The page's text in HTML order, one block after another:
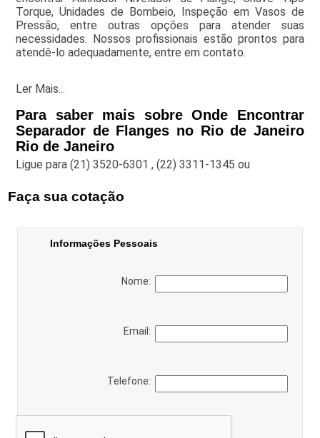
Torque, Unidades de Bombeio, Inspeção em Vasos de
Pressão, entre outras opções para atender suas
necessidades. Nossos profissionais estão prontos para
atendê-lo adequadamente, entre em contato.
Ler Mais...
Para saber mais sobre Onde Encontrar
Separador de Flanges no Rio de Janeiro
Rio de Janeiro
Ligue para(21) 3520-6301 ,(22) 3311-1345 ou
Faça sua cotação
Informações Pessoais
Nome:
Email:
Telefone: